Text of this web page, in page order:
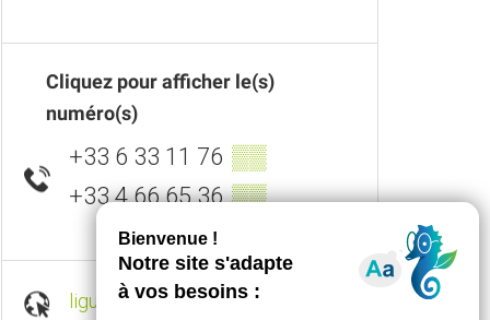
Cliquez pour afficher le(s)
numéro(s)
+33 6 33 11 76 ▒▒
+33 4 66 65 36▒▒
ligue48.fr